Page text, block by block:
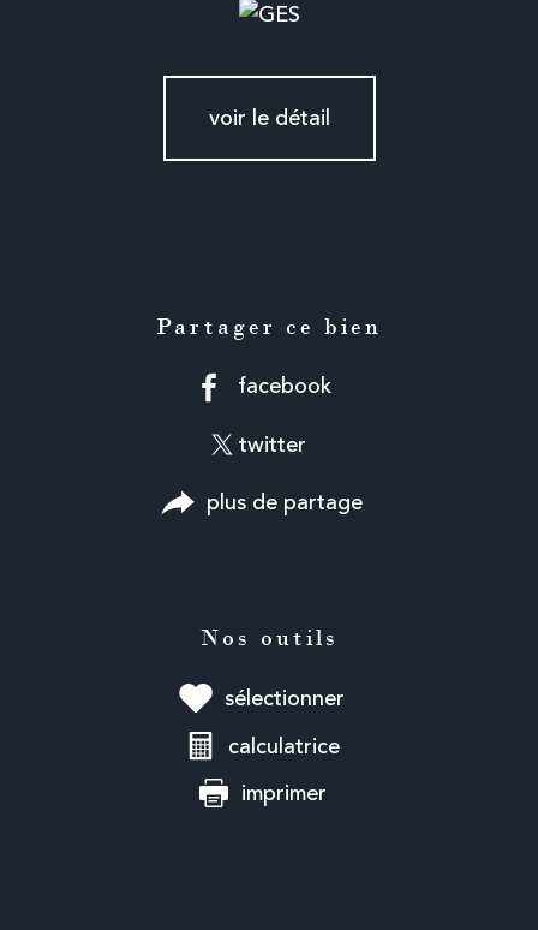
voir le détail
Partager ce bien
facebook
twitter
plus de partage
Nos outils
sélectionner
calculatrice
imprimer